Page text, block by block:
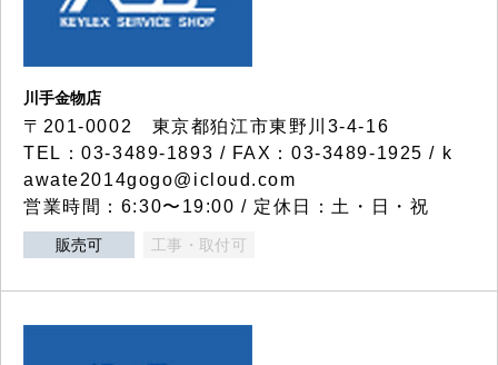
川手金物店
〒201-0002 東京都狛江市東野川3-4-16
TEL：03-3489-1893 / FAX：03-3489-1925 / k
awate2014gogo@icloud.com
営業時間：6:30〜19:00 / 定休日：土・日・祝
販売可 工事・取付可